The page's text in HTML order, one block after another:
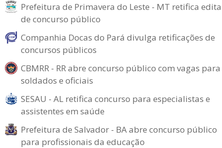
Prefeitura de Primavera do Leste - MT retifica
de concurso público
Companhia Docas do Pará divulga retificações de
concursos públicos
CBMRR - RR abre concurso público com vagas para
soldados e oficiais
SESAU - AL retifica concurso para especialistas e
assistentes em saúde
Prefeitura de Salvador - BA abre concurso público
para profissionais da educação